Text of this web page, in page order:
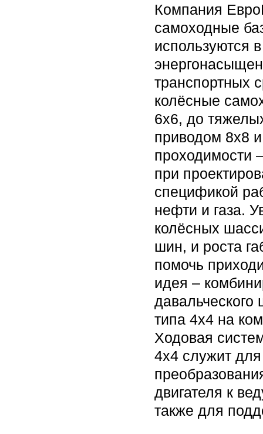
Компания
самоходные
используются
транспортных
колёсные
6х6, до
приводом 8х8
проходимости
при
спецификой
нефти и газа.
колёсных
шин, и роста
помочь
идея –
типа 4х4 на
Ходовая
4х4 служит
двигателя к
также для